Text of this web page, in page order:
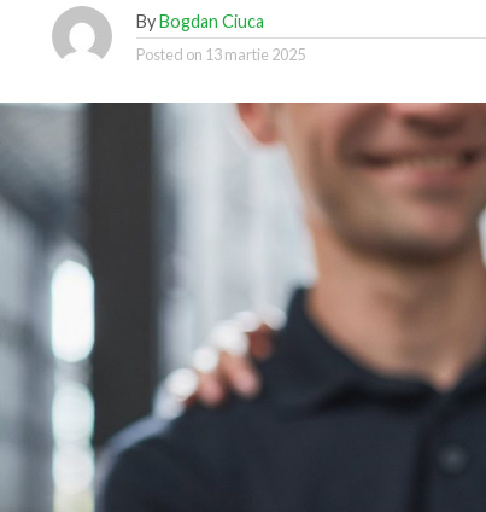
ByBogdan Ciuca
Posted on 13 martie 2025